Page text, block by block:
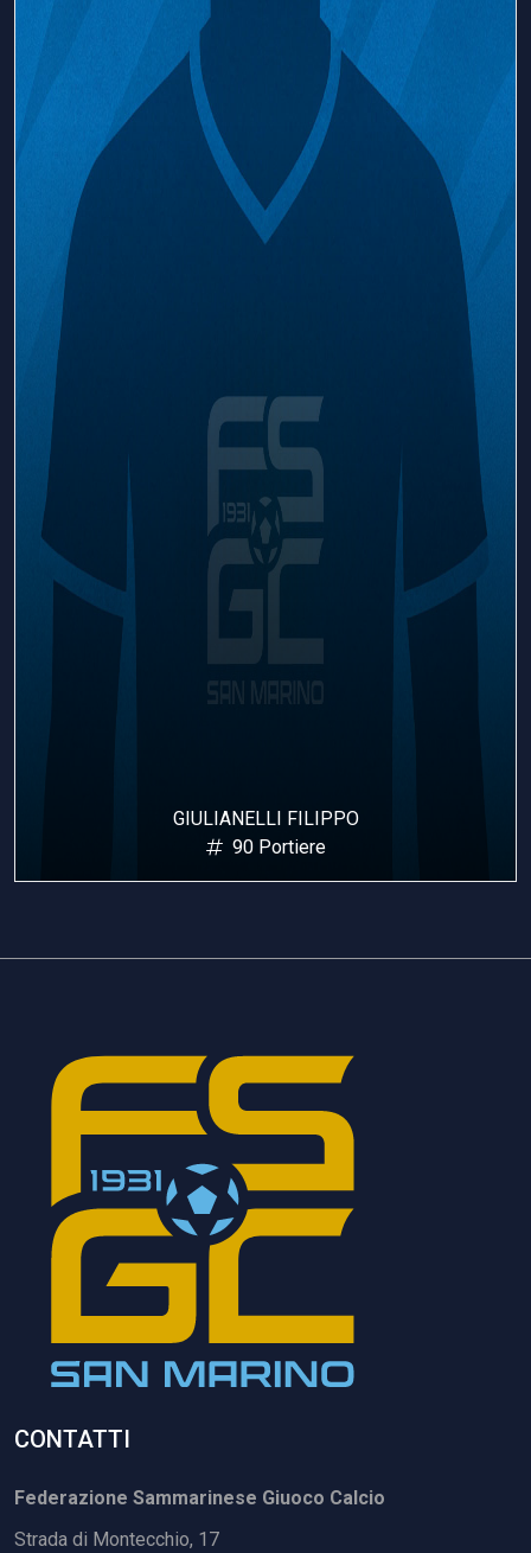
GIULIANELLI FILIPPO
90 Portiere
CONTATTI
Federazione Sammarinese Giuoco Calcio
Strada di Montecchio, 17